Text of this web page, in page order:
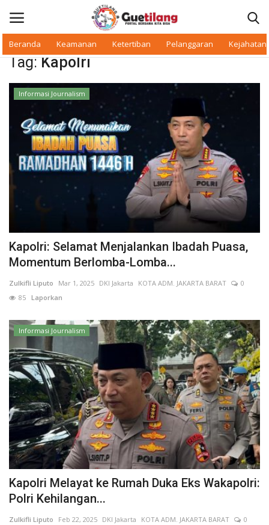
Beranda Keamanan Ketertiban Pelanggaran Kejahatan
Masuk
Daerah
Makan Bergizi
Pelanggaran
Ketertiban
Keamanan
Kejahatan
Cybers Event
UMKM & Ekonomi Kreatif
Pekerja Migran Indonesia
Ekonomi
Pendidikan
Informasi Journalism
Tag: Kapolri
Informasi Journalism
Kapolri: Selamat Menjalankan Ibadah Puasa,
Momentum Berlomba-Lomba...
Zulkifli Liputo Mar 1, 2025 DKI Jakarta KOTA ADM. JAKARTA BARAT
0
85 Laporkan
Informasi Journalism
Kapolri Melayat ke Rumah Duka Eks Wakapolri:
Polri Kehilangan...
Zulkifli Liputo Feb 22, 2025 DKI Jakarta KOTA ADM. JAKARTA BARAT
0